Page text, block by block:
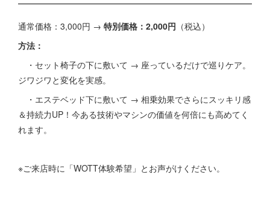
通常価格：3,000円 → 特別価格：2,000円 （税込）
方法：
・セット椅子の下に敷いて → 座っているだけで巡りケア。
ジワジワと変化を実感。
・エステベッド下に敷いて → 相乗効果でさらにスッキリ感
＆持続力UP！今ある技術やマシンの価値を何倍にも高めてく
れます。
※ご来店時に「WOTT体験希望」とお声がけください。